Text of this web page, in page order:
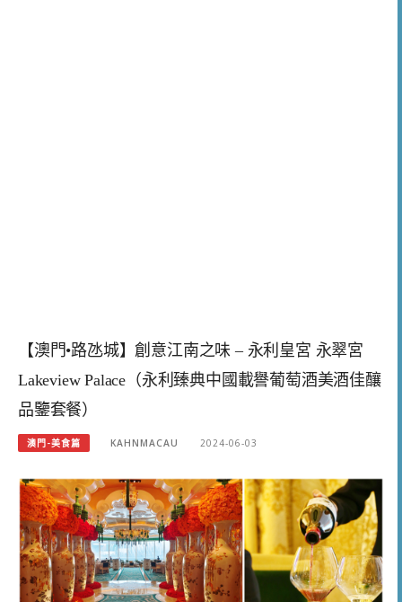
【澳門•路氹城】創意江南之味 – 永利皇宮 永翠宮
Lakeview Palace（永利臻典中國載譽葡萄酒美酒佳釀
品鑒套餐）
澳門-美食篇 KAHNMACAU 2024-06-03